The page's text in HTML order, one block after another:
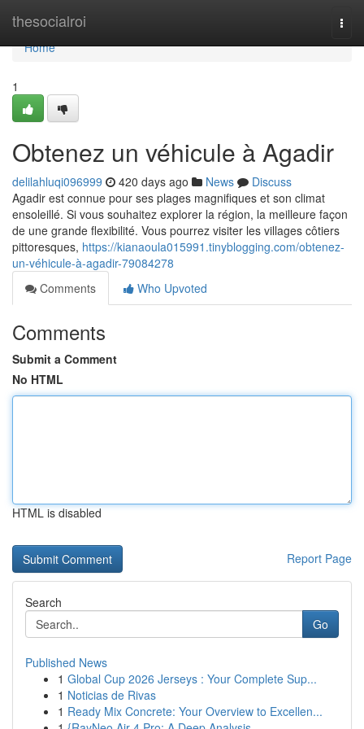
thesocialroi
Home
Home
1
Obtenez un véhicule à Agadir
delilahluqi096999 420 days ago News
Discuss
Agadir est connue pour ses plages magnifiques et son climat
ensoleillé. Si vous souhaitez explorer la région, la meilleure façon
de une grande flexibilité. Vous pourrez visiter les villages côtiers
pittoresques, https://kianaoula015991.tinyblogging.com/obtenez-
un-véhicule-à-agadir-79084278
Comments
Who Upvoted
Comments
Submit a Comment
No HTML
HTML is disabled
Report Page
Search
Go
Published News
1 Global Cup 2026 Jerseys : Your Complete Sup...
1 Noticias de Rivas
1 Ready Mix Concrete: Your Overview to Excellen...